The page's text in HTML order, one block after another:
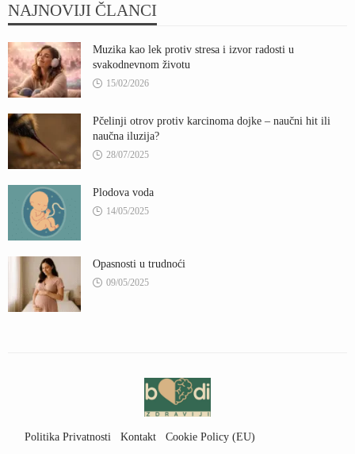
NAJNOVIJI ČLANCI
Muzika kao lek protiv stresa i izvor radosti u
svakodnevnom životu
15/02/2026
Pčelinji otrov protiv karcinoma dojke – naučni hit ili
naučna iluzija?
28/07/2025
Plodova voda
14/05/2025
Opasnosti u trudnoći
09/05/2025
Politika Privatnosti Kontakt Cookie Policy (EU)